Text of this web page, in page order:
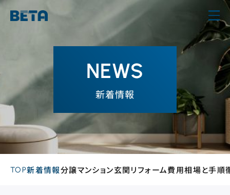
内
プ
NEWS
新着情報
TOP新着情報分譲マンション玄関リフォーム費用相場と手順